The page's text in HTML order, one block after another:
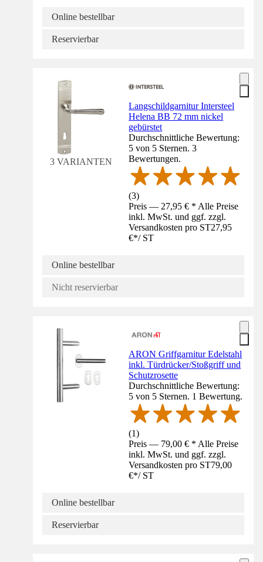
Online bestellbar
Reservierbar
3 VARIANTEN
Langschildgarnitur Intersteel
Helena BB 72 mm nickel
gebürstet
Durchschnittliche Bewertung:
5 von 5 Sternen. 3
Bewertungen.
(3)
Preis — 27,95 € * Alle Preise
inkl. MwSt. und ggf. zzgl.
Versandkosten pro ST27,95
€*/ ST
Online bestellbar
Nicht reservierbar
ARON Griffgarnitur Edelstahl
inkl. Türdrücker/Stoßgriff und
Schutzrosette
Durchschnittliche Bewertung:
5 von 5 Sternen. 1 Bewertung.
(1)
Preis — 79,00 € * Alle Preise
inkl. MwSt. und ggf. zzgl.
Versandkosten pro ST79,00
€*/ ST
Online bestellbar
Reservierbar